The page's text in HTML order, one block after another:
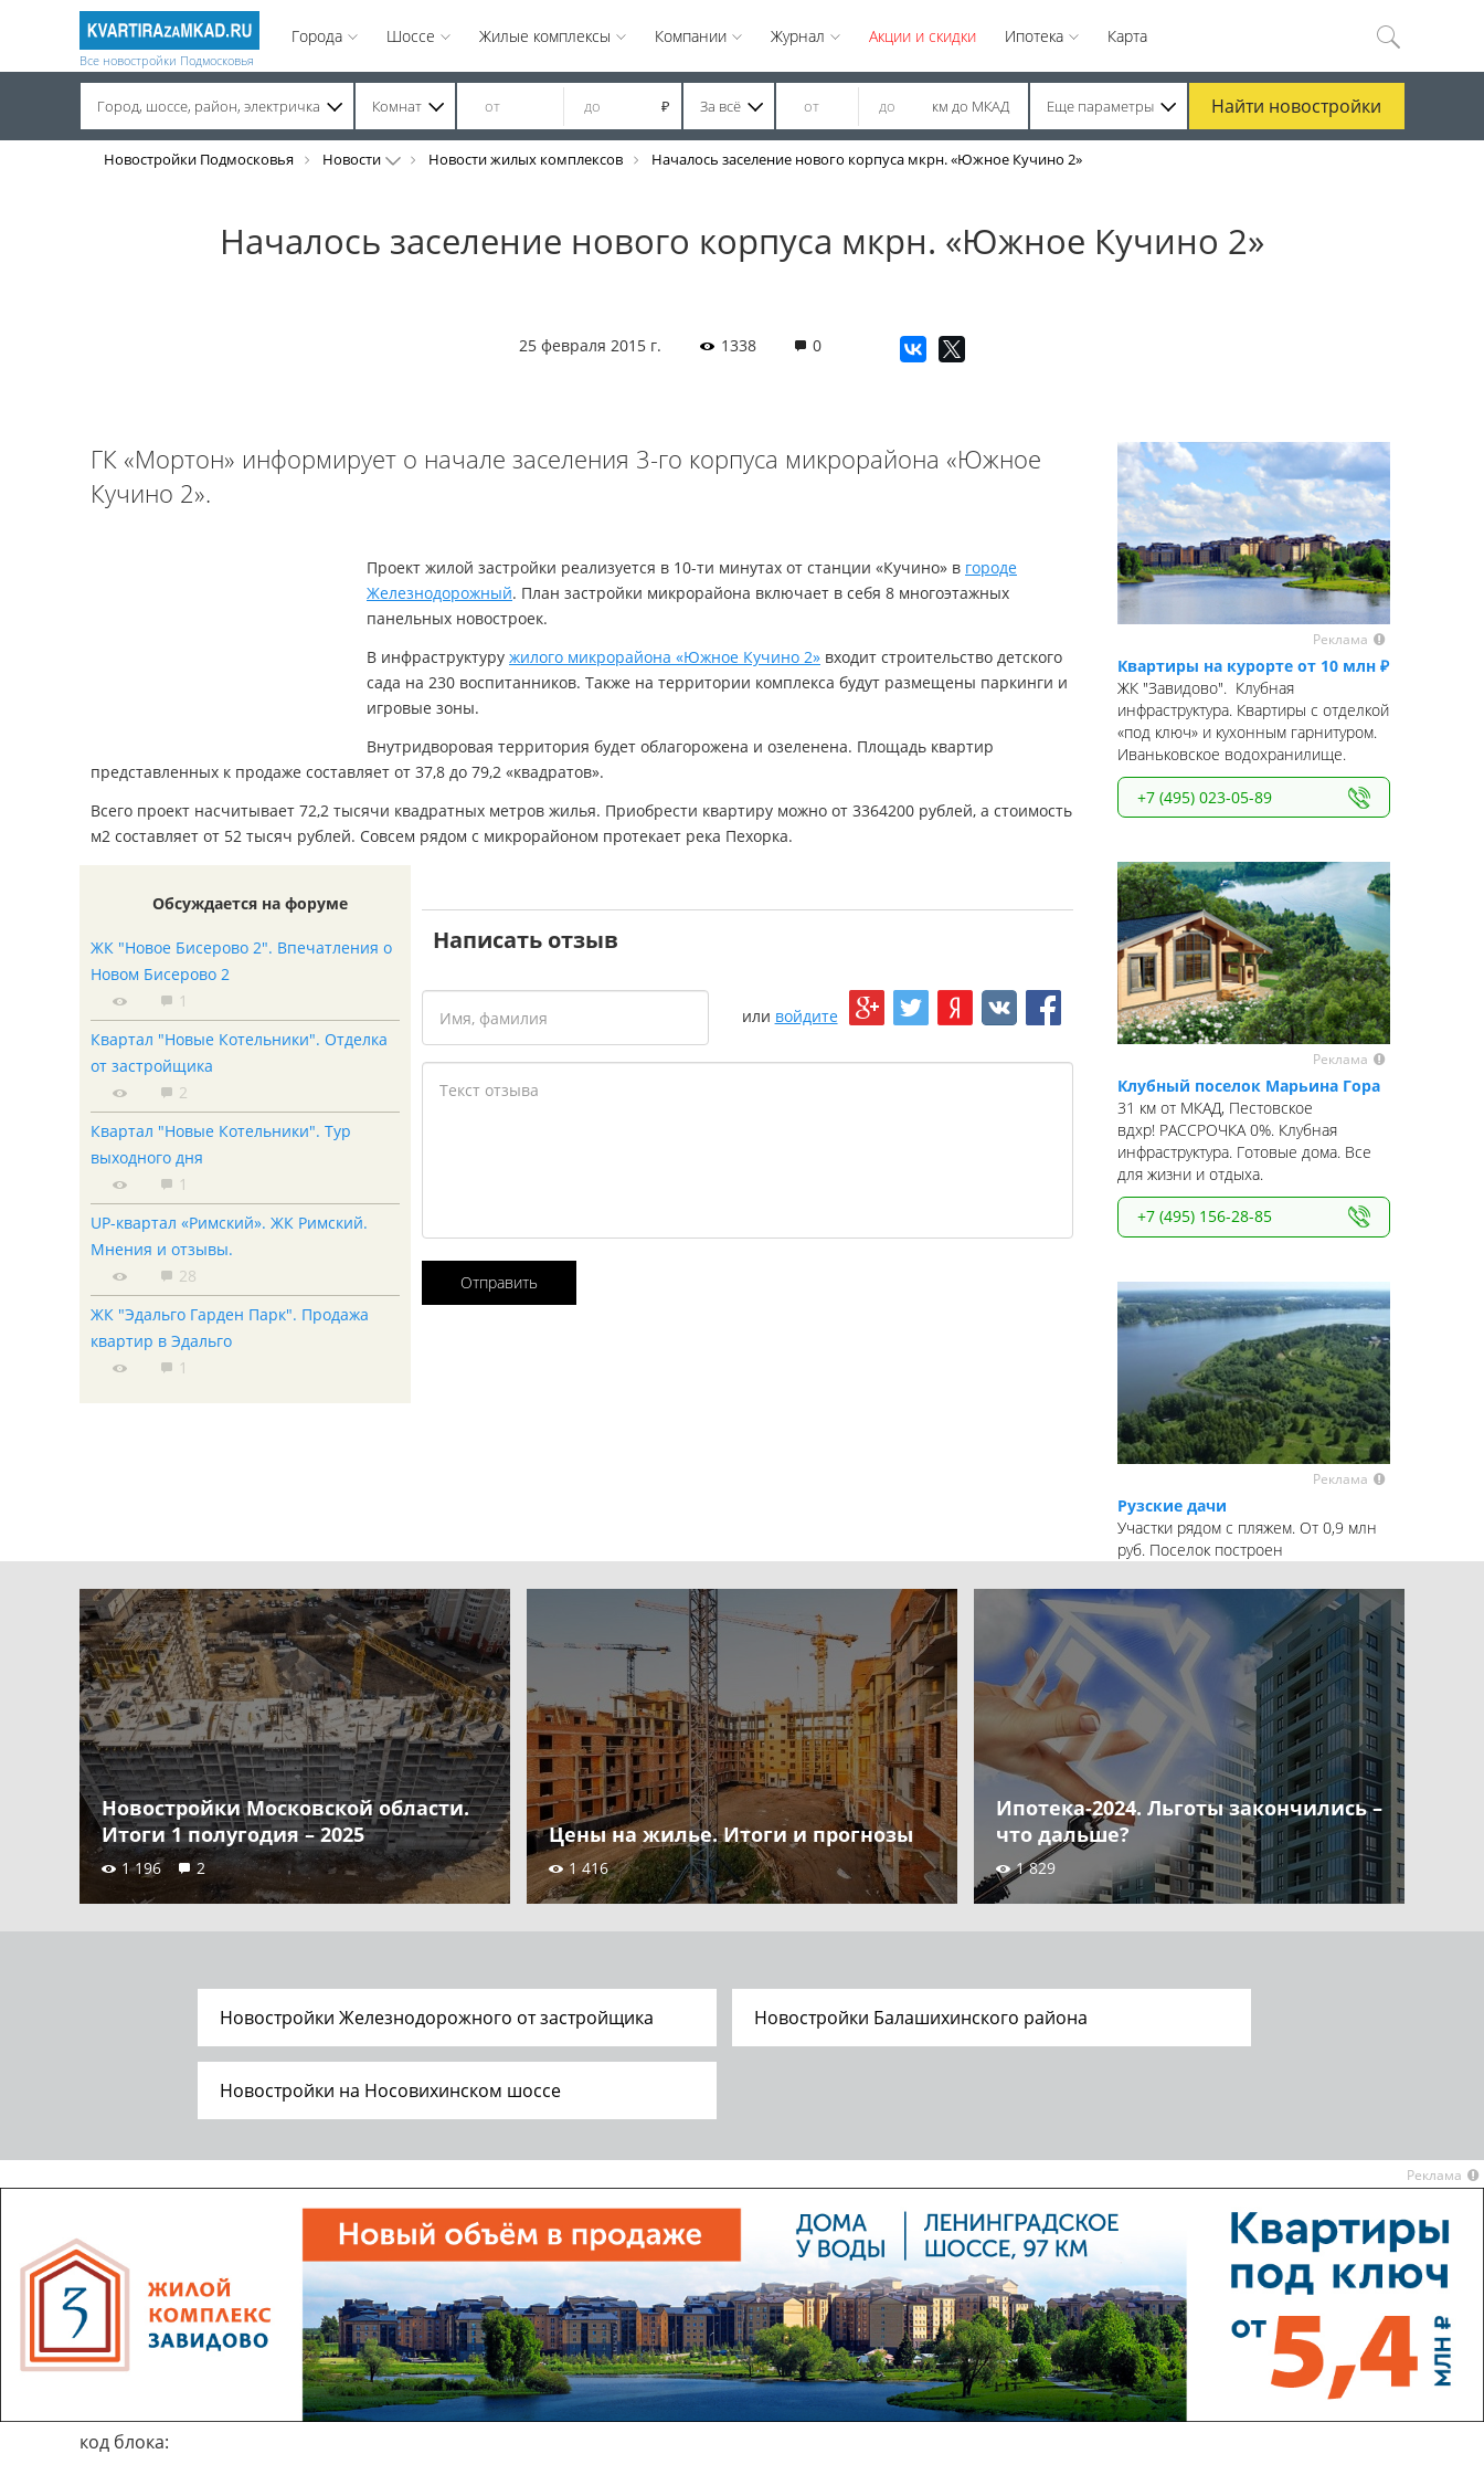
Все новостройки Подмосковья
Города Шоссе Жилые комплексы Компании Журнал Акции и скидки Ипотека Карта
Город, шоссе, район, электричка Комнат ₽ За всё км до МКАД Еще параметры Найти новостройки
Новостройки Подмосковья Новости Новости жилых комплексов Началось заселение нового корпуса мкрн. «Южное Кучино 2»
Началось заселение нового корпуса мкрн. «Южное Кучино 2»
25 февраля 2015 г. 1338 0
ГК «Мортон» информирует о начале заселения 3-го корпуса микрорайона «Южное
Кучино 2».
Проект жилой застройки реализуется в 10-ти минутах от станции «Кучино» в городе
Железнодорожный. План застройки микрорайона включает в себя 8 многоэтажных
панельных новостроек.
В инфраструктуру жилого микрорайона «Южное Кучино 2» входит строительство детского
сада на 230 воспитанников. Также на территории комплекса будут размещены паркинги и
игровые зоны.
Внутридворовая территория будет облагорожена и озеленена. Площадь квартир
представленных к продаже составляет от 37,8 до 79,2 «квадратов».
Всего проект насчитывает 72,2 тысячи квадратных метров жилья. Приобрести квартиру можно от 3364200 рублей, а стоимость
м2 составляет от 52 тысяч рублей. Совсем рядом с микрорайоном протекает река Пехорка.
Обсуждается на форуме
ЖК "Новое Бисерово 2". Впечатления о
Новом Бисерово 2
1
Квартал "Новые Котельники". Отделка
от застройщика
2
Квартал "Новые Котельники". Тур
выходного дня
1
UP-квартал «Римский». ЖК Римский.
Мнения и отзывы.
28
ЖК "Эдальго Гарден Парк". Продажа
квартир в Эдальго
1
Написать отзыв
или войдите
Отправить
Реклама
Квартиры на курорте от 10 млн ₽
ЖК "Завидово". Клубная
инфраструктура. Квартиры с отделкой
«под ключ» и кухонным гарнитуром.
Иваньковское водохранилище.
+7 (495) 023-05-89
Реклама
Клубный поселок Марьина Гора
31 км от МКАД, Пестовское
вдхр! РАССРОЧКА 0%. Клубная
инфраструктура. Готовые дома. Все
для жизни и отдыха.
+7 (495) 156-28-85
Реклама
Рузские дачи
Участки рядом с пляжем. От 0,9 млн
руб. Поселок построен
Новостройки Московской области.
Итоги 1 полугодия – 2025
1 196 2
Цены на жилье. Итоги и прогнозы
1 416
Ипотека-2024. Льготы закончились –
что дальше?
1 829
Новостройки Железнодорожного от застройщика Новостройки Балашихинского района
Новостройки на Носовихинском шоссе
Реклама
код блока: